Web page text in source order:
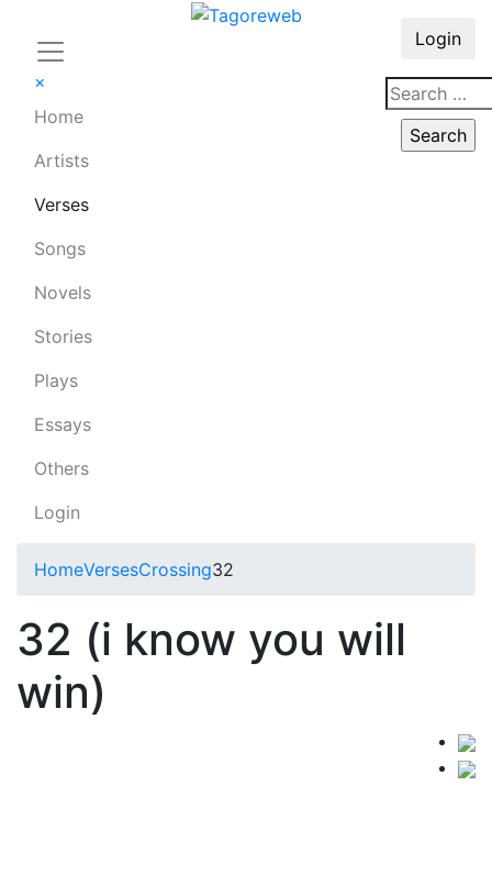
×
Home
Artists
Verses
Songs
Novels
Stories
Plays
Essays
Others
Login
Login
HomeVersesCrossing32
32 (i know you will
win)